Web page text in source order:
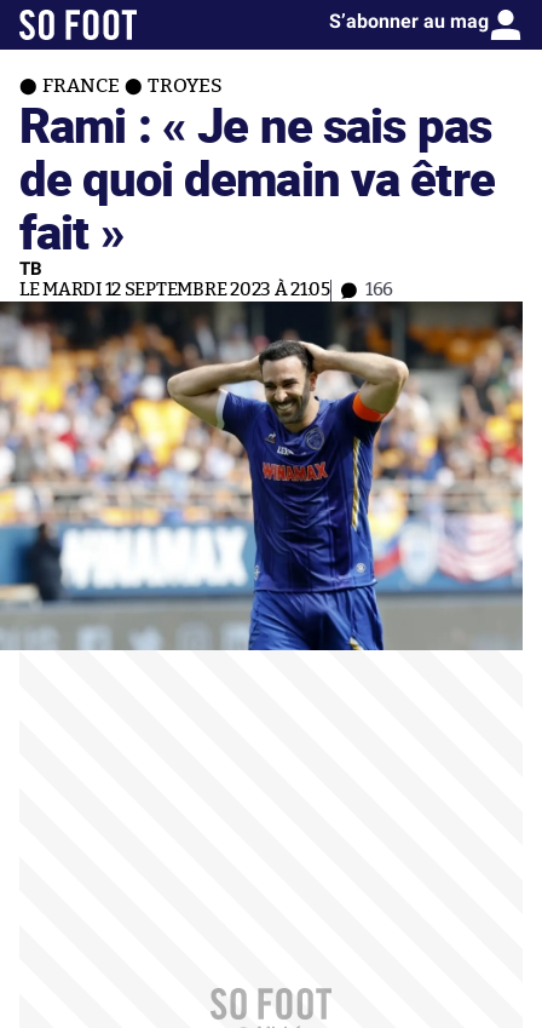
S’abonner au mag
FRANCE TROYES
Rami : « Je ne sais pas
de quoi demain va être
fait »
TB
LE MARDI 12 SEPTEMBRE 2023 À 21:05 166